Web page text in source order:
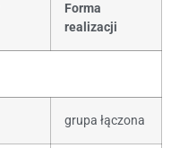
Forma
realizacji
grupa łączona